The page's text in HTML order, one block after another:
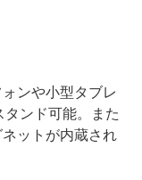
ンや小型タブレ
ンド可能。また
ットが内蔵され